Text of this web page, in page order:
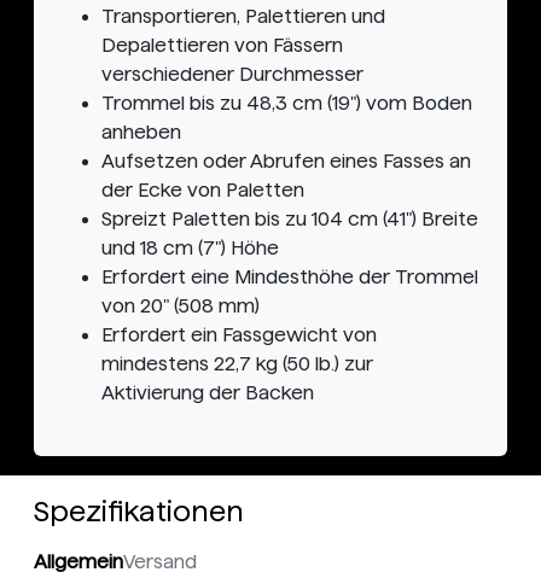
Transportieren, Palettieren und
Depalettieren von Fässern
verschiedener Durchmesser
Trommel bis zu 48,3 cm (19") vom Boden
anheben
Aufsetzen oder Abrufen eines Fasses an
der Ecke von Paletten
Spreizt Paletten bis zu 104 cm (41") Breite
und 18 cm (7") Höhe
Erfordert eine Mindesthöhe der Trommel
von 20" (508 mm)
Erfordert ein Fassgewicht von
mindestens 22,7 kg (50 lb.) zur
Aktivierung der Backen
Spezifikationen
AllgemeinVersand